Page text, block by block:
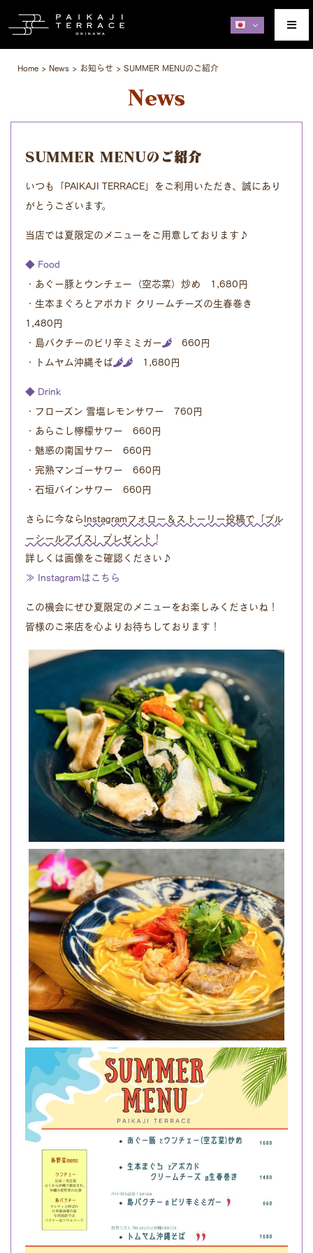
Home > News > お知らせ > SUMMER MENUのご紹介
News
SUMMER MENUのご紹介
いつも「PAIKAJI TERRACE」をご利用いただき、誠にあり
がとうございます。
当店では夏限定のメニューをご用意しております♪
◆ Food
・あぐー豚とウンチェー（空芯菜）炒め 1,680円
・生本まぐろとアボカド クリームチーズの生春巻き
1,480円
・島パクチーのピリ辛ミミガー
660円
・トムヤム沖縄そば
1,680円
◆ Drink
・フローズン 雪塩レモンサワー 760円
・あらごし檸檬サワー 660円
・魅惑の南国サワー 660円
・完熟マンゴーサワー 660円
・石垣パインサワー 660円
さらに今ならInstagramフォロー＆ストーリー投稿で「ブル
ーシールアイス」プレゼント！
詳しくは画像をご確認ください♪
≫ Instagramはこちら
この機会にぜひ夏限定のメニューをお楽しみくださいね！
皆様のご来店を心よりお待ちしております！